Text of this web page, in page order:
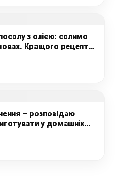
з олією: солимо
Кращого рецепта
– розповідаю
у домашніх
ну дуже смачною